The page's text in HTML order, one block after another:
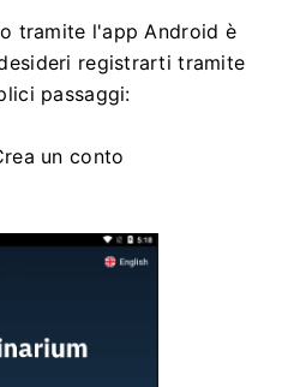
tramite l'app Android è
registrarti tramite
passaggi:
un conto